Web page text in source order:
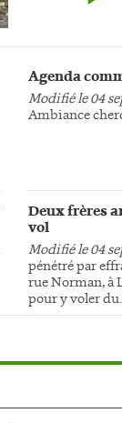
Agenda
Modifié le 04
Ambiance
Deux frères
vol
Modifié le 04
pénétré par
rue Norman, à
pour y voler